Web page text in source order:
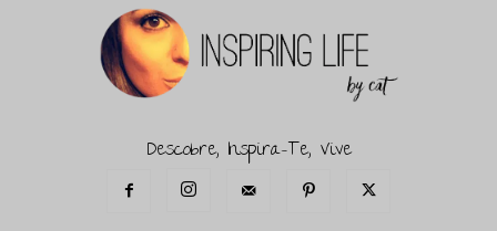
Descobre, Inspira-Te, Vive